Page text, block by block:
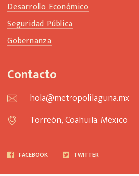
Desarrollo Económico
Seguridad Pública
Gobernanza
Contacto
hola@metropolilaguna.mx
Torreón, Coahuila. México
FACEBOOK TWITTER